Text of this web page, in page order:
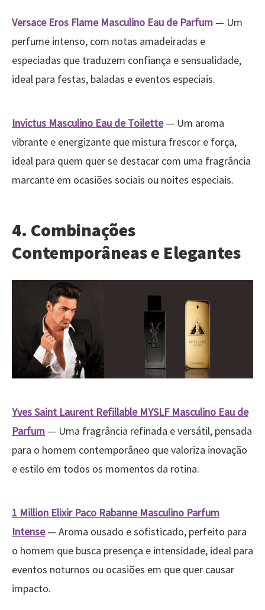
Versace Eros Flame Masculino Eau de Parfum — Um
perfume intenso, com notas amadeiradas e
especiadas que traduzem confiança e sensualidade,
ideal para festas, baladas e eventos especiais.
Invictus Masculino Eau de Toilette— Um aroma
vibrante e energizante que mistura frescor e força,
ideal para quem quer se destacar com uma fragrância
marcante em ocasiões sociais ou noites especiais.
4. Combinações
Contemporâneas e Elegantes
Yves Saint Laurent Refillable MYSLF Masculino Eau de
Parfum — Uma fragrância refinada e versátil, pensada
para o homem contemporâneo que valoriza inovação
e estilo em todos os momentos da rotina.
1 Million Elixir Paco Rabanne Masculino Parfum
Intense— Aroma ousado e sofisticado, perfeito para
o homem que busca presença e intensidade, ideal para
eventos noturnos ou ocasiões em que quer causar
impacto.